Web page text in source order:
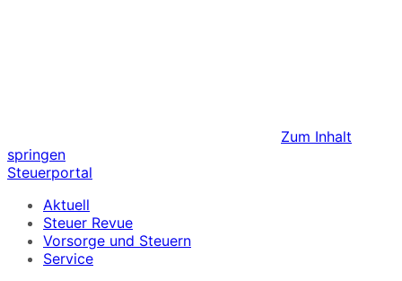
Zum Inhalt
springen
Steuerportal
Aktuell
Steuer Revue
Vorsorge und Steuern
Service